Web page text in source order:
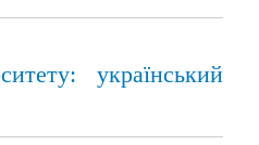
український